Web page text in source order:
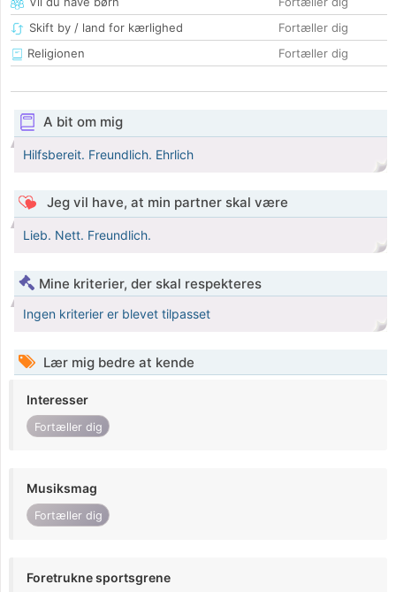
Skift by / land for kærlighed
Fortæller dig
Religionen
Fortæller dig
A bit om mig
Hilfsbereit. Freundlich. Ehrlich
Jeg vil have, at min partner skal være
Lieb. Nett. Freundlich.
Mine kriterier, der skal respekteres
Ingen kriterier er blevet tilpasset
Lær mig bedre at kende
Interesser
Fortæller dig
Musiksmag
Fortæller dig
Foretrukne sportsgrene